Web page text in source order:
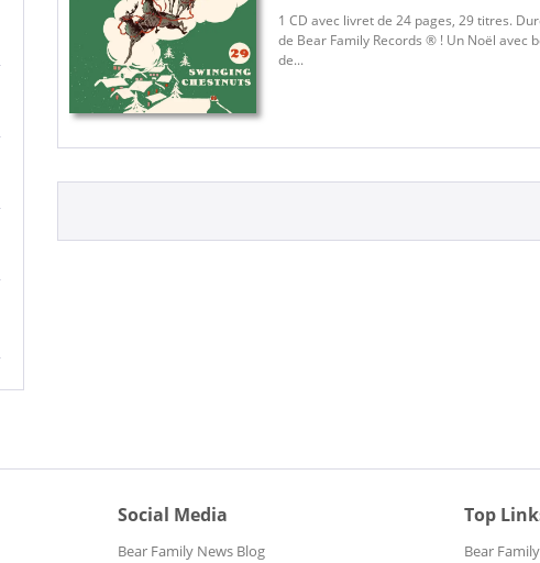
1 CD avec livret de 24 pages, 29 titres.
de Bear Family Records ® ! Un Noël avec
de...
Social Media
Bear Family News Blog
Top
Bear